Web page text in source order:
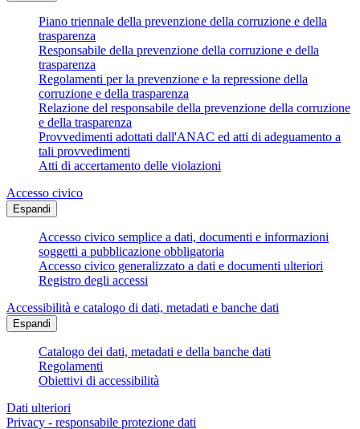
Piano triennale della prevenzione della corruzione e della
trasparenza
Responsabile della prevenzione della corruzione e della
trasparenza
Regolamenti per la prevenzione e la repressione della
corruzione e della trasparenza
Relazione del responsabile della prevenzione della corruzione
e della trasparenza
Provvedimenti adottati dall'ANAC ed atti di adeguamento a
tali provvedimenti
Atti di accertamento delle violazioni
Accesso civico
Espandi
Accesso civico semplice a dati, documenti e informazioni
soggetti a pubblicazione obbligatoria
Accesso civico generalizzato a dati e documenti ulteriori
Registro degli accessi
Accessibilità e catalogo di dati, metadati e banche dati
Espandi
Catalogo dei dati, metadati e della banche dati
Regolamenti
Obiettivi di accessibilità
Dati ulteriori
Privacy - responsabile protezione dati